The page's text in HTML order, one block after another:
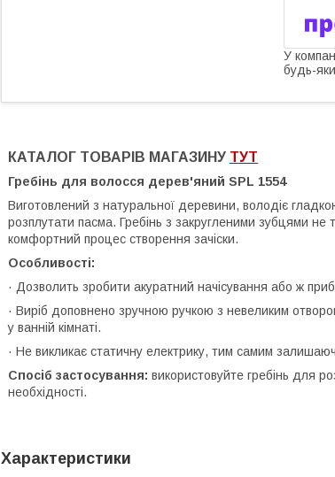
У
будь-
КАТАЛОГ ТОВАРІВ МАГАЗИНУ ТУТ
Гребінь для волосся дерев'яний SPL 1554
Виготовлений з натуральної деревини, володіє
розплутати пасма. Гребінь з закругленими зубцями
комфортний процес створення зачіски.
Особливості:
· Дозволить зробити акуратний начісування або ж
· Виріб доповнено зручною ручкою з невеликим
у ванній кімнаті.
· Не викликає статичну електрику, тим самим
Спосіб застосування: використовуйте гребінь для
необхідності.
Характеристики